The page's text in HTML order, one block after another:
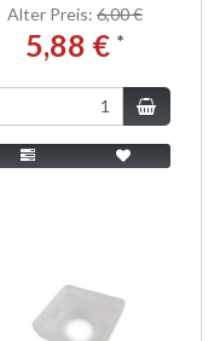
Alter Preis: 6,00 €
5,88 € *